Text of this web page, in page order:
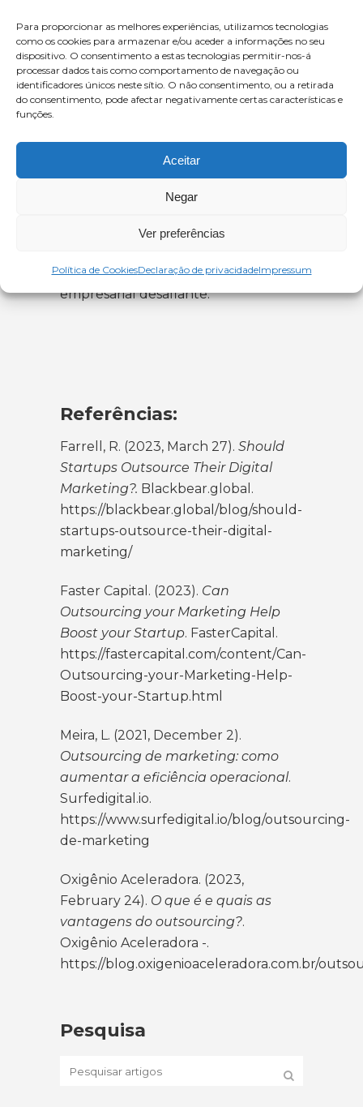
Para proporcionar as melhores experiências, utilizamos tecnologias
como os cookies para armazenar e/ou aceder a informações no seu
dispositivo. O consentimento a estas tecnologias permitir-nos-á
processar dados tais como comportamento de navegação ou
identificadores únicos neste sítio. O não consentimento, ou a retirada
do consentimento, pode afectar negativamente certas características e
funções.
Aceitar
Negar
Ver preferências
Política de CookiesDeclaração de privacidadeImpressum
procuram crescimento em mercados
competitivos, a contratação de
serviços de marketing em
outsourcing é uma estratégia
inteligente.
Acesso a profissionais especializados,
controlo de custos e foco são
algumas das vantagens. Ao tirar
ups podem diminuir os riscos e
prosperarem num ambiente
empresarial desafiante.
Referências:
Farrell, R. (2023, March 27). Should
Startups Outsource Their Digital
Marketing?. Blackbear.global.
https://blackbear.global/blog/should-
startups-outsource-their-digital-
marketing/
Faster Capital. (2023). Can
Outsourcing your Marketing Help
Boost your Startup. FasterCapital.
https://fastercapital.com/content/Can-
Outsourcing-your-Marketing-Help-
Boost-your-Startup.html
Meira, L. (2021, December 2).
Outsourcing de marketing: como
aumentar a eficiência operacional.
Surfedigital.io.
https://www.surfedigital.io/blog/outsourcing-
de-marketing
Oxigênio Aceleradora. (2023,
February 24). O que é e quais as
vantagens do outsourcing?.
Oxigênio Aceleradora -.
https://blog.oxigenioaceleradora.com.br/
Pesquisa